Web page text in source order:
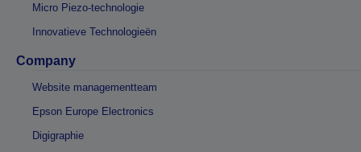
Micro Piezo-technologie
Innovatieve Technologieën
Company
Website managementteam
Epson Europe Electronics
Digigraphie